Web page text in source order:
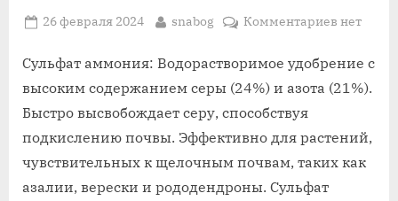
Posted
26 февраля 2024 By
snabog Комментариевк
с
кислой
почвы
нет
Сульфат аммония: Водорастворимое удобрение с
высоким содержанием серы (24%) и азота (21%).
Быстро высвобождает серу, способствуя
подкислению почвы. Эффективно для растений,
чувствительных к щелочным почвам, таких как
азалии, верески и рододендроны. Сульфат